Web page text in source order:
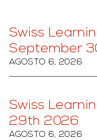
Swiss
September
AGOSTO 6, 2026
Swiss
29th 2026
AGOSTO 6, 2026